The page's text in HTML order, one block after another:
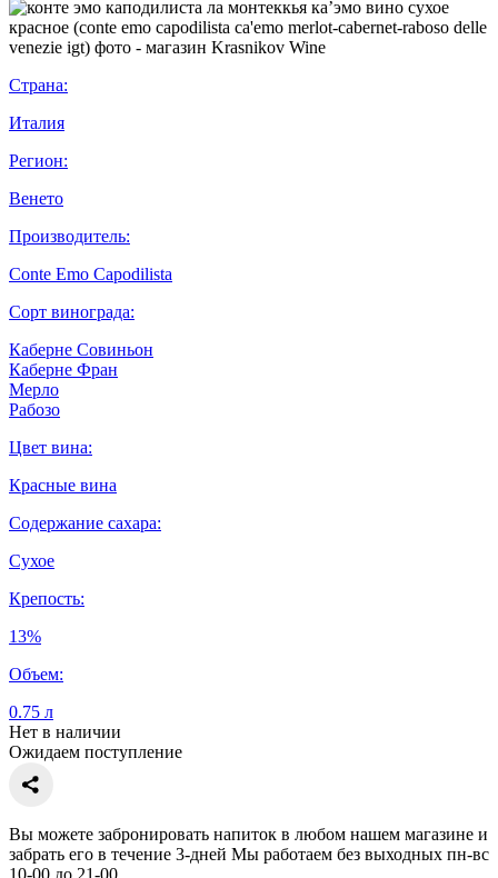
Страна:
Италия
Регион:
Венето
Производитель:
Conte Emo Capodilista
Сорт винограда:
Каберне Совиньон
Каберне Фран
Мерло
Рабозо
Цвет вина:
Красные вина
Содержание сахара:
Сухое
Крепость:
13%
Объем:
0.75 л
Нет в наличии
Ожидаем поступление
Вы можете забронировать напиток в любом нашем магазине и
забрать его в течение 3-дней Мы работаем без выходных пн-вс
10-00 до 21-00